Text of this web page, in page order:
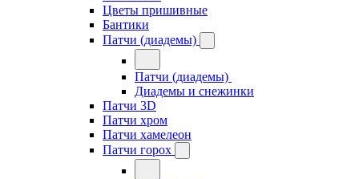
Цветы пришивные
Бантики
Патчи (диадемы)
Патчи (диадемы)
Диадемы и снежинки
Патчи 3D
Патчи хром
Патчи хамелеон
Патчи горох